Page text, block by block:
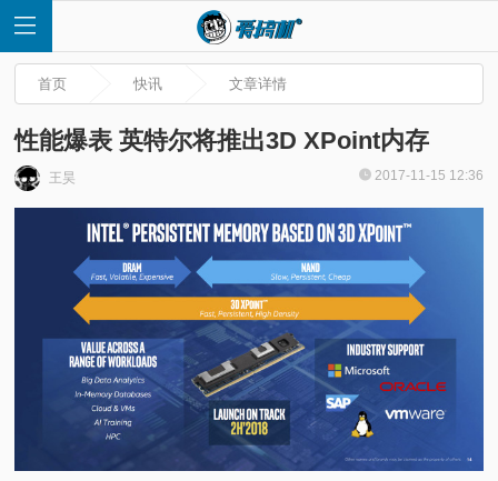
首页 快讯 文章详情
性能爆表 英特尔将推出3D XPoint内存
王昊 2017-11-15 12:36